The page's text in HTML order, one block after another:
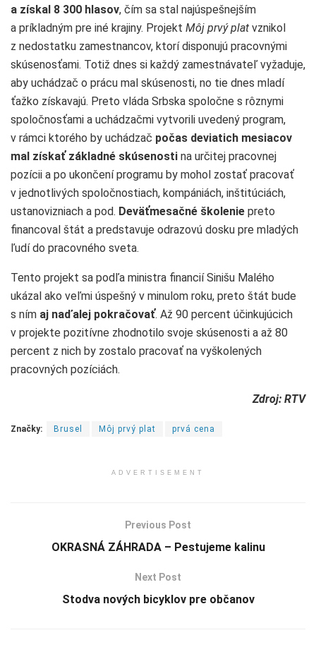
a získal 8 300 hlasov, čím sa stal najúspešnejším
a príkladným pre iné krajiny. Projekt Môj prvý plat vznikol
z nedostatku zamestnancov, ktorí disponujú pracovnými
skúsenosťami. Totiž dnes si každý zamestnávateľ vyžaduje,
aby uchádzač o prácu mal skúsenosti, no tie dnes mladí
ťažko získavajú. Preto vláda Srbska spoločne s rôznymi
spoločnosťami a uchádzačmi vytvorili uvedený program,
v rámci ktorého by uchádzač počas deviatich mesiacov
mal získať základné skúsenosti na určitej pracovnej
pozícii a po ukončení programu by mohol zostať pracovať
v jednotlivých spoločnostiach, kompániách, inštitúciách,
ustanovizniach a pod. Deväťmesačné školenie preto
financoval štát a predstavuje odrazovú dosku pre mladých
ľudí do pracovného sveta.
Tento projekt sa podľa ministra financií Sinišu Malého
ukázal ako veľmi úspešný v minulom roku, preto štát bude
s ním aj naďalej pokračovať. Až 90 percent účinkujúcich
v projekte pozitívne zhodnotilo svoje skúsenosti a až 80
percent z nich by zostalo pracovať na vyškolených
pracovných pozíciách.
Zdroj: RTV
Značky: Brusel Môj prvý plat prvá cena
ADVERTISEMENT
Previous Post
OKRASNÁ ZÁHRADA – Pestujeme kalinu
Next Post
Stodva nových bicyklov pre občanov